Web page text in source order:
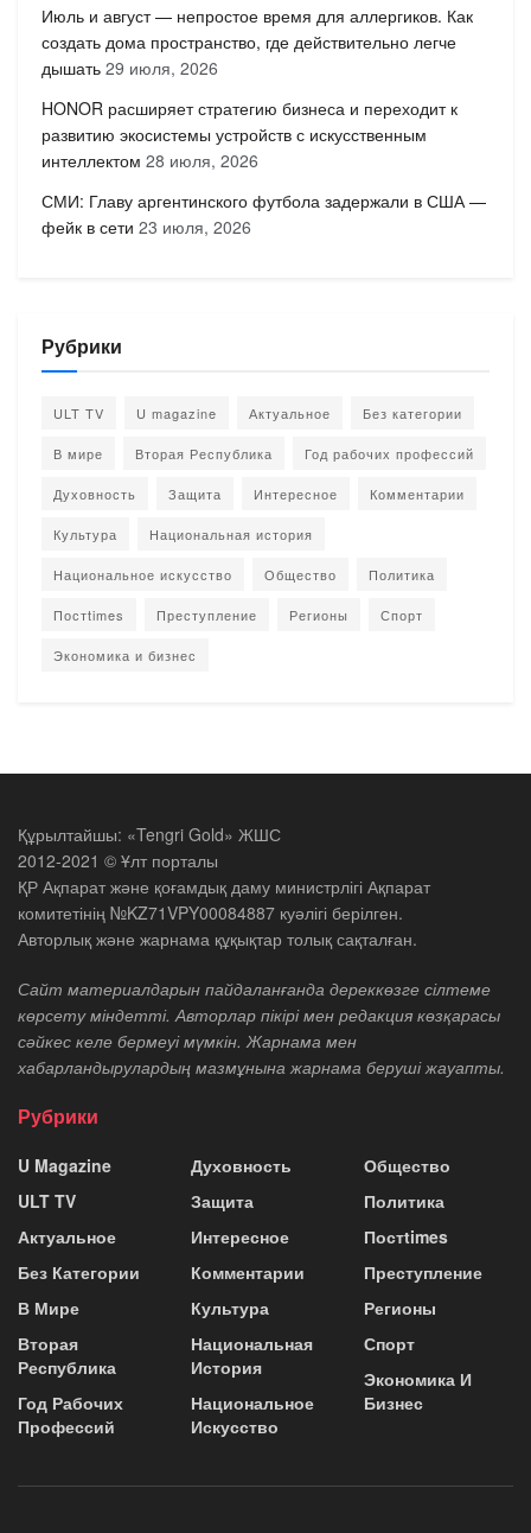
Июль и август — непростое время для аллергиков. Как
создать дома пространство, где действительно легче
дышать 29 июля, 2026
HONOR расширяет стратегию бизнеса и переходит к
развитию экосистемы устройств с искусственным
интеллектом 28 июля, 2026
СМИ: Главу аргентинского футбола задержали в США —
фейк в сети 23 июля, 2026
Рубрики
ULT TV U magazine Актуальное Без категории
В мире Вторая Республика Год рабочих профессий
Духовность Защита Интересное Комментарии
Культура Национальная история
Национальное искусство Общество Политика
Постtimes Преступление Регионы Спорт
Экономика и бизнес
Құрылтайшы: «Tengri Gold» ЖШС
2012-2021 © Ұлт порталы
ҚР Ақпарат және қоғамдық даму министрлігі Ақпарат
комитетінің №KZ71VPY00084887 куәлігі берілген.
Авторлық және жарнама құқықтар толық сақталған.
Сайт материалдарын пайдаланғанда дереккөзге сілтеме
көрсету міндетті. Авторлар пікірі мен редакция көзқарасы
сәйкес келе бермеуі мүмкін. Жарнама мен
хабарландырулардың мазмұнына жарнама беруші жауапты.
Рубрики
U Magazine
ULT TV
Актуальное
Без Категории
В Мире
Вторая
Республика
Год Рабочих
Профессий
Духовность
Защита
Интересное
Комментарии
Культура
Национальная
История
Национальное
Искусство
Общество
Политика
Постtimes
Преступление
Регионы
Спорт
Экономика И
Бизнес